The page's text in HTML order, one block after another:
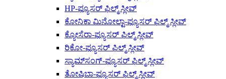
HP-ಫ್ಯೂಸರ್ ಫಿಲ್ಮ್ ಸ್ಲೀವ್
ಕೋನಿಕಾ ಮಿನೋಲ್ಟಾ-ಫ್ಯೂಸರ್ ಫಿಲ್ಮ್ ಸ್ಲೀವ್
ಕ್ಯೋಸೆರಾ-ಫ್ಯೂಸರ್ ಫಿಲ್ಮ್ ಸ್ಲೀವ್
ರಿಕೋ-ಫ್ಯೂಸರ್ ಫಿಲ್ಮ್ ಸ್ಲೀವ್
ಸ್ಯಾಮ್‌ಸಂಗ್-ಫ್ಯೂಸರ್ ಫಿಲ್ಮ್ ಸ್ಲೀವ್
ತೋಷಿಬಾ-ಫ್ಯೂಸರ್ ಫಿಲ್ಮ್ ಸ್ಲೀವ್